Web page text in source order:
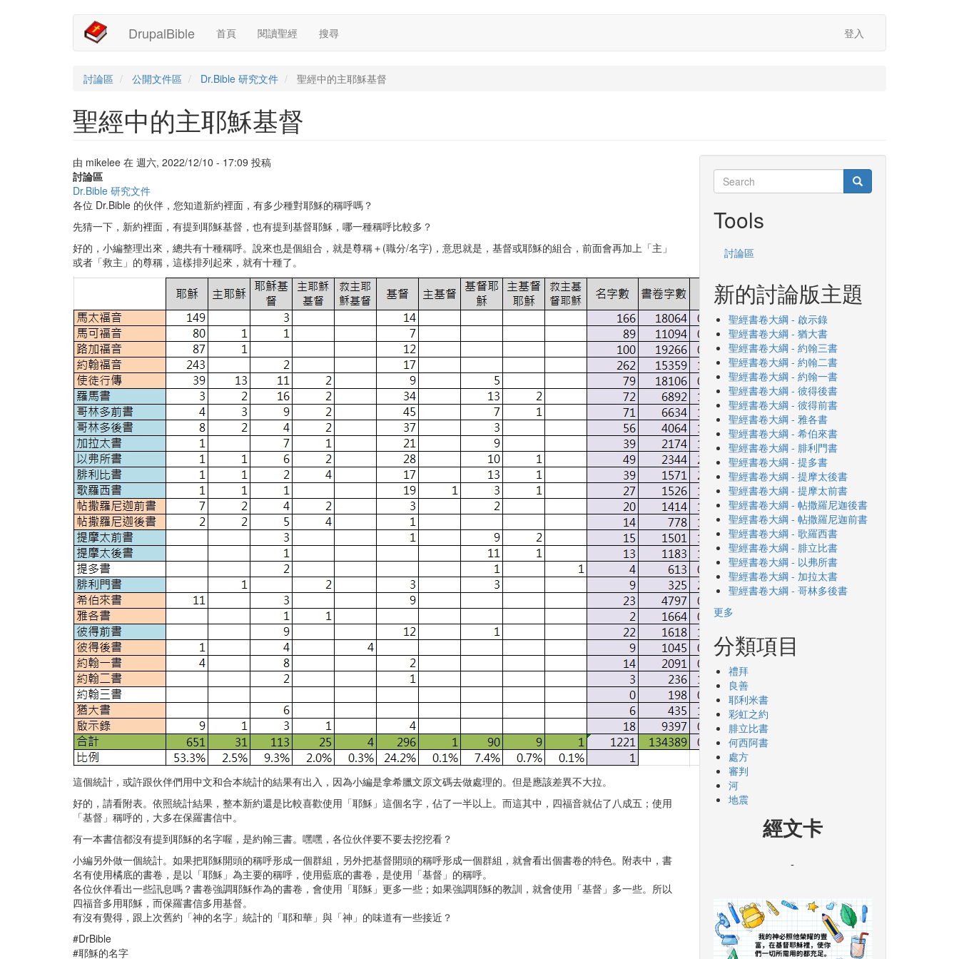
DrupalBible
Main
navigation
首頁 閱讀聖經 搜尋
User
account
menu
登入
討論區 公開文件區 Dr.Bible 研究文件 聖經中的主耶穌基督
聖經中的主耶穌基督
由 mikelee 在 週六, 2022/12/10 - 17:09 投稿
討論區
Dr.Bible 研究文件
各位 Dr.Bible 的伙伴，您知道新約裡面，有多少種對耶穌的稱呼嗎？
先猜一下，新約裡面，有提到耶穌基督，也有提到基督耶穌，哪一種稱呼比較多？
好的，小編整理出來，總共有十種稱呼。說來也是個組合，就是尊稱＋(職分/名字)，意思就是，基督或耶穌的組合，前面會再加上「主」
或者「救主」的尊稱，這樣排列起來，就有十種了。
這個統計，或許跟伙伴們用中文和合本統計的結果有出入，因為小編是拿希臘文原文碼去做處理的。但是應該差異不大拉。
好的，請看附表。依照統計結果，整本新約還是比較喜歡使用「耶穌」這個名字，佔了一半以上。而這其中，四福音就佔了八成五；使用
「基督」稱呼的，大多在保羅書信中。
有一本書信都沒有提到耶穌的名字喔，是約翰三書。嘿嘿，各位伙伴要不要去挖挖看？
小編另外做一個統計。如果把耶穌開頭的稱呼形成一個群組，另外把基督開頭的稱呼形成一個群組，就會看出個書卷的特色。附表中，書
名有使用橘底的書卷，是以「耶穌」為主要的稱呼，使用藍底的書卷，是使用「基督」的稱呼。
各位伙伴看出一些訊息嗎？書卷強調耶穌作為的書卷，會使用「耶穌」更多一些；如果強調耶穌的教訓，就會使用「基督」多一些。所以
四福音多用耶穌，而保羅書信多用基督。
有沒有覺得，跟上次舊約「神的名字」統計的「耶和華」與「神」的味道有一些接近？
#DrBible
#耶穌的名字
Search
Search Search
Tools
討論區
新的討論版主題
聖經書卷大綱 - 啟示錄
聖經書卷大綱 - 猶大書
聖經書卷大綱 - 約翰三書
聖經書卷大綱 - 約翰二書
聖經書卷大綱 - 約翰一書
聖經書卷大綱 - 彼得後書
聖經書卷大綱 - 彼得前書
聖經書卷大綱 - 雅各書
聖經書卷大綱 - 希伯來書
聖經書卷大綱 - 腓利門書
聖經書卷大綱 - 提多書
聖經書卷大綱 - 提摩太後書
聖經書卷大綱 - 提摩太前書
聖經書卷大綱 - 帖撒羅尼迦後書
聖經書卷大綱 - 帖撒羅尼迦前書
聖經書卷大綱 - 歌羅西書
聖經書卷大綱 - 腓立比書
聖經書卷大綱 - 以弗所書
聖經書卷大綱 - 加拉太書
聖經書卷大綱 - 哥林多後書
更多
分類項目
禮拜
良善
耶利米書
彩虹之約
腓立比書
何西阿書
處方
審判
河
地震
經文卡
-